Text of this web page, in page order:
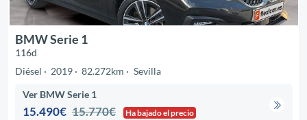
BMW Serie 1
116d
Diésel
2019 82.272km Sevilla
Ver BMW Serie 1
15.490€ 15.770€ Ha bajado el precio